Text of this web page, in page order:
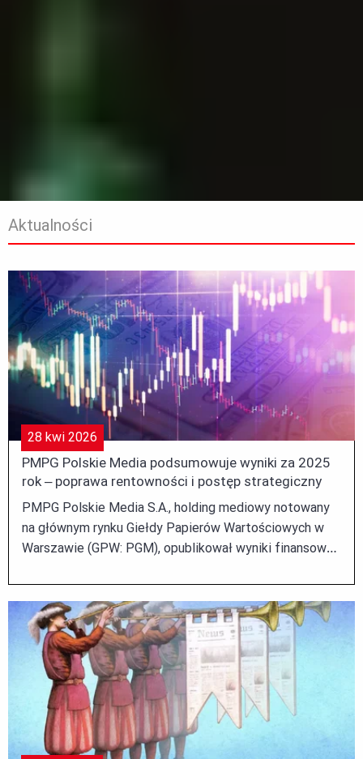
Aktualności
28 kwi 2026
PMPG Polskie Media podsumowuje wyniki za 2025
rok – poprawa rentowności i postęp strategiczny
PMPG Polskie Media S.A., holding mediowy notowany
na głównym rynku Giełdy Papierów Wartościowych w
Warszawie (GPW: PGM), opublikował wyniki finansowe
strategii transformacji oraz poprawę efektywności
operacyjnej. ...